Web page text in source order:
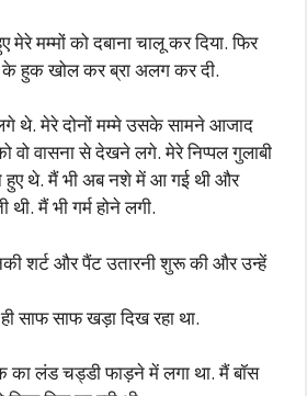
मम्मों को दबाना चालू कर दिया. फिर
के हुक खोल कर ब्रा अलग कर दी.
थे. मेरे दोनों मम्मे उसके सामने आजाद
वो वासना से देखने लगे. मेरे निप्पल गुलाबी
थे. मैं भी अब नशे में आ गई थी और
थी. मैं भी गर्म होने लगी.
शर्ट और पैंट उतारनी शुरू की और उन्हें
साफ साफ खड़ा दिख रहा था.
का लंड चड्डी फाड़ने में लगा था. मैं बॉस